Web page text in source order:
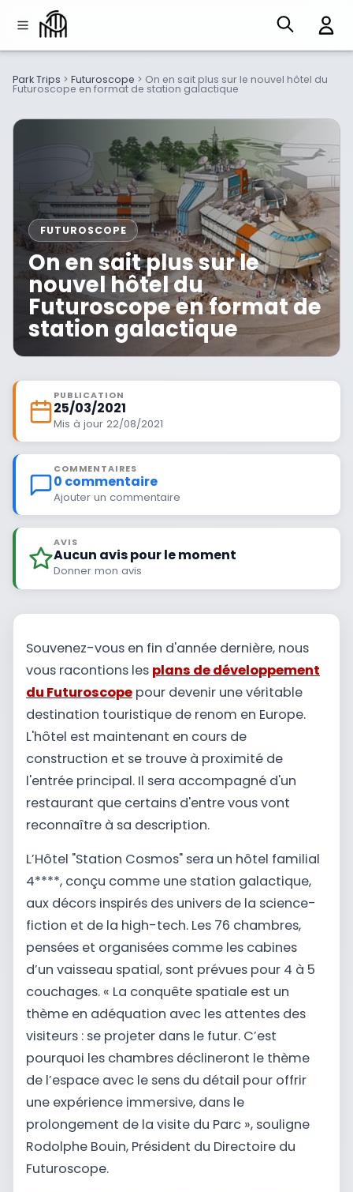
Park Trips > Futuroscope > On en sait plus sur le nouvel hôtel du
Futuroscope en format de station galactique
FUTUROSCOPE
On en sait plus sur le
nouvel hôtel du
Futuroscope en format de
station galactique
PUBLICATION
25/03/2021
Mis à jour 22/08/2021
COMMENTAIRES
0 commentaire
Ajouter un commentaire
AVIS
Aucun avis pour le moment
Donner mon avis
Souvenez-vous en fin d'année dernière, nous
vous racontions les plans de développement
du Futuroscope pour devenir une véritable
destination touristique de renom en Europe.
L'hôtel est maintenant en cours de
construction et se trouve à proximité de
l'entrée principal. Il sera accompagné d'un
restaurant que certains d'entre vous vont
reconnaître à sa description.
L’Hôtel "Station Cosmos" sera un hôtel familial
4****, conçu comme une station galactique,
aux décors inspirés des univers de la science-
fiction et de la high-tech. Les 76 chambres,
pensées et organisées comme les cabines
d’un vaisseau spatial, sont prévues pour 4 à 5
couchages. « La conquête spatiale est un
thème en adéquation avec les attentes des
visiteurs : se projeter dans le futur. C’est
pourquoi les chambres déclineront le thème
de l’espace avec le sens du détail pour offrir
une expérience immersive, dans le
prolongement de la visite du Parc », souligne
Rodolphe Bouin, Président du Directoire du
Futuroscope.